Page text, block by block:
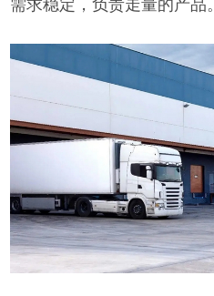
需求稳定，负责走量的产品。